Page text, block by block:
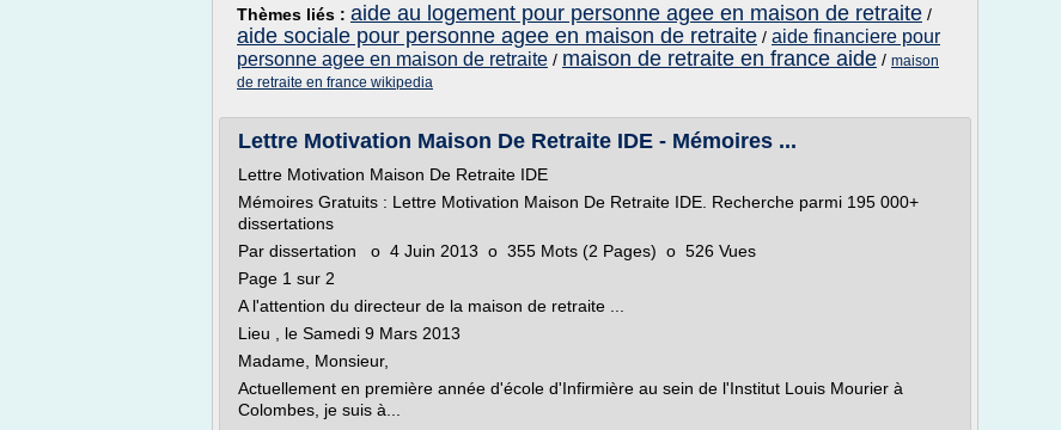
Thèmes liés : aide au logement pour personne agee en maison de retraite /
aide sociale pour personne agee en maison de retraite / aide financiere pour
personne agee en maison de retraite / maison de retraite en france aide / maison
de retraite en france wikipedia
Lettre Motivation Maison De Retraite IDE - Mémoires ...
Lettre Motivation Maison De Retraite IDE
Mémoires Gratuits : Lettre Motivation Maison De Retraite IDE. Recherche parmi 195 000+
dissertations
Par dissertation o 4 Juin 2013 o 355 Mots (2 Pages) o 526 Vues
Page 1 sur 2
A l'attention du directeur de la maison de retraite ...
Lieu , le Samedi 9 Mars 2013
Madame, Monsieur,
Actuellement en première année d'école d'Infirmière au sein de l'Institut Louis Mourier à
Colombes, je suis à...